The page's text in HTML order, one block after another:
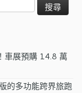
車展預購 14.8 萬
的多功能跨界旅跑